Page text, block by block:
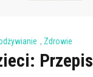
, Zdrowie